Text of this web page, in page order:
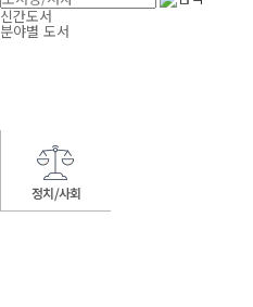
신간도서
분야별 도서